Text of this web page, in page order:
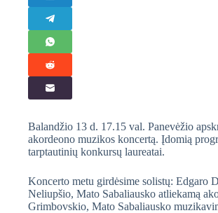
Balandžio 13 d. 17.15 val. Panevėžio
akordeono muzikos koncertą. Įdomią
tarptautinių konkursų laureatai.
Koncerto metu girdėsime solistų:
Neliupšio, Mato Sabaliausko atliekamą
Grimbovskio, Mato Sabaliausko